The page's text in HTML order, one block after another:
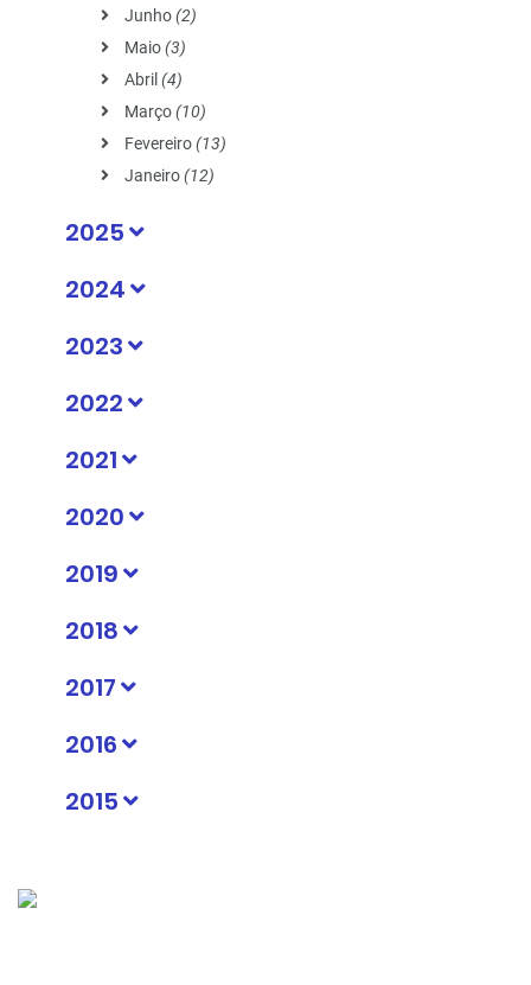
Junho(2)
Maio(3)
Abril (4)
Março(10)
Fevereiro(13)
Janeiro(12)
2025
2024
2023
2022
2021
2020
2019
2018
2017
2016
2015